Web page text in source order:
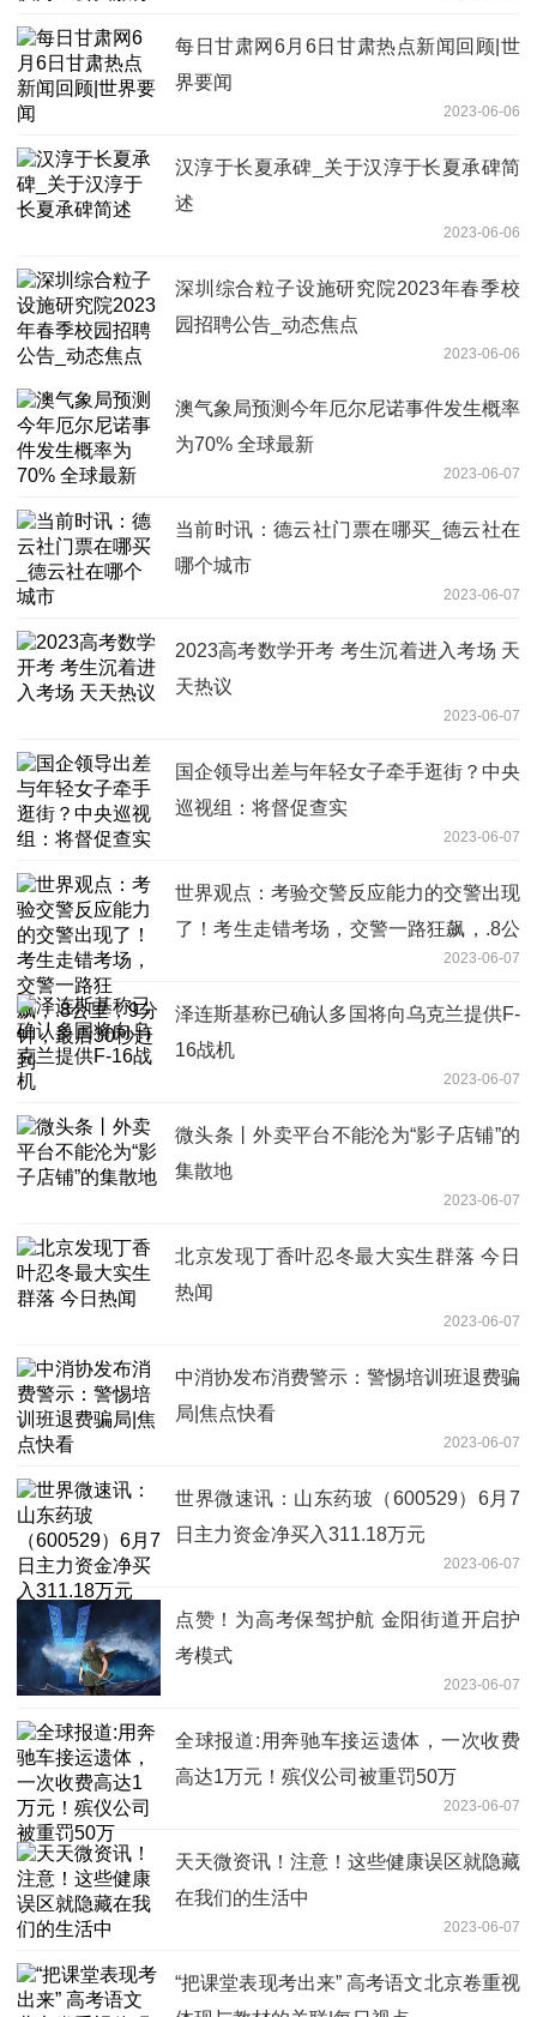
每日甘肃网6月6日甘肃热点新闻回顾|世
界要闻
2023-06-06
汉淳于长夏承碑_关于汉淳于长夏承碑简
述
2023-06-06
深圳综合粒子设施研究院2023年春季校
园招聘公告_动态焦点
2023-06-06
澳气象局预测今年厄尔尼诺事件发生概率
为70% 全球最新
2023-06-07
当前时讯：德云社门票在哪买_德云社在
哪个城市
2023-06-07
2023高考数学开考 考生沉着进入考场 天
天热议
2023-06-07
国企领导出差与年轻女子牵手逛街？中央
巡视组：将督促查实
2023-06-07
世界观点：考验交警反应能力的交警出现
了！考生走错考场，交警一路狂飙，.8公
2023-06-07
泽连斯基称已确认多国将向乌克兰提供F-
16战机
2023-06-07
微头条丨外卖平台不能沦为“影子店铺”的
集散地
2023-06-07
北京发现丁香叶忍冬最大实生群落 今日
热闻
2023-06-07
中消协发布消费警示：警惕培训班退费骗
局|焦点快看
2023-06-07
世界微速讯：山东药玻（600529）6月7
日主力资金净买入311.18万元
2023-06-07
点赞！为高考保驾护航 金阳街道开启护
考模式
2023-06-07
全球报道:用奔驰车接运遗体，一次收费
高达1万元！殡仪公司被重罚50万
2023-06-07
天天微资讯！注意！这些健康误区就隐藏
在我们的生活中
2023-06-07
“把课堂表现考出来” 高考语文北京卷重视